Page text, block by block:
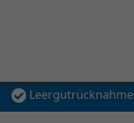
Leergutrücknahme